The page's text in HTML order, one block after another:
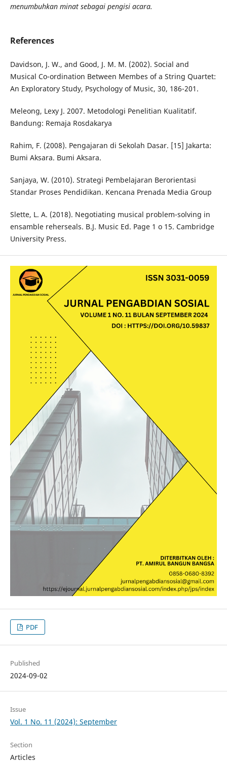
menumbuhkan minat sebagai pengisi acara.
References
Davidson, J. W., and Good, J. M. M. (2002). Social and
Musical Co-ordination Between Membes of a String Quartet:
An Exploratory Study, Psychology of Music, 30, 186-201.
Meleong, Lexy J. 2007. Metodologi Penelitian Kualitatif.
Bandung: Remaja Rosdakarya
Rahim, F. (2008). Pengajaran di Sekolah Dasar. [15] Jakarta:
Bumi Aksara. Bumi Aksara.
Sanjaya, W. (2010). Strategi Pembelajaran Berorientasi
Standar Proses Pendidikan. Kencana Prenada Media Group
Slette, L. A. (2018). Negotiating musical problem-solving in
ensamble reherseals. B.J. Music Ed. Page 1 o 15. Cambridge
University Press.
PDF
Published
2024-09-02
Issue
Vol. 1 No. 11 (2024): September
Section
Articles